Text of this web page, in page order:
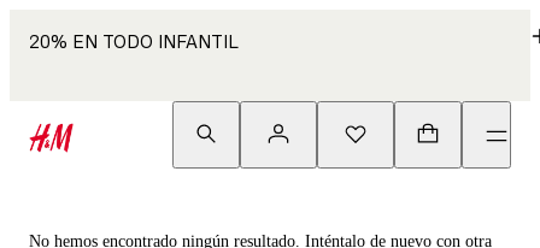
20% EN TODO INFANTIL
No hemos encontrado ningún resultado. Inténtalo de nuevo con otra